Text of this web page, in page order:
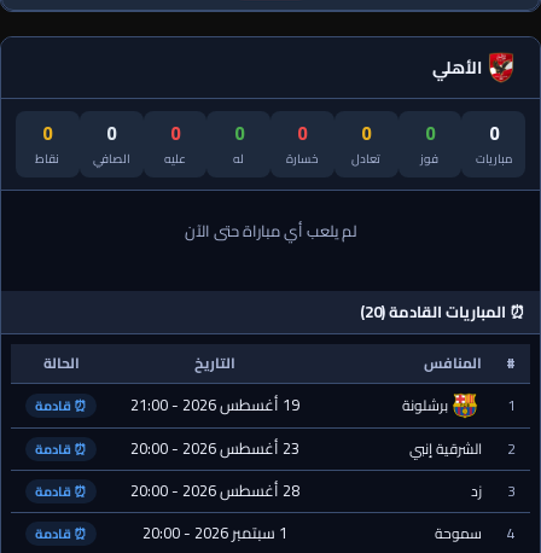
الأهلي
0
مباريات
0
فوز
0
تعادل
0
خسارة
0
له
0
عليه
0
الصافي
0
نقاط
لم يلعب أي مباراة حتى الآن
⏰ المباريات القادمة (20)
# المنافس التاريخ
الحالة
1
برشلونة 19 أغسطس 2026 - 21:00 ⏰ قادمة
2 الشرقية إنبي 23 أغسطس 2026 - 20:00 ⏰ قادمة
3 زد 28 أغسطس 2026 - 20:00 ⏰ قادمة
4 سموحة 1 سبتمبر 2026 - 20:00 ⏰ قادمة